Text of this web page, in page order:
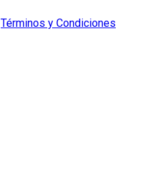
Términos y Condiciones